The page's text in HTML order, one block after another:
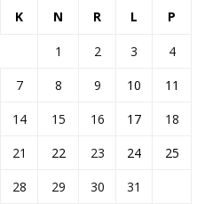
K N R L P
1 2 3
4
7 8 9 10
11
14 15 16 17
18
21 22 23 24
25
28 29 30
31